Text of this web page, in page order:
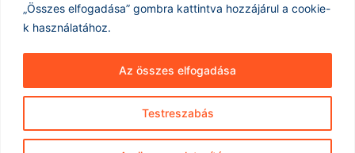
„Összes elfogadása” gombra kattintva hozzájárul a cookie-
k használatához.
Testreszabás
Az összes elfogadása
Hírarchívum Impresszum
ÁSZF